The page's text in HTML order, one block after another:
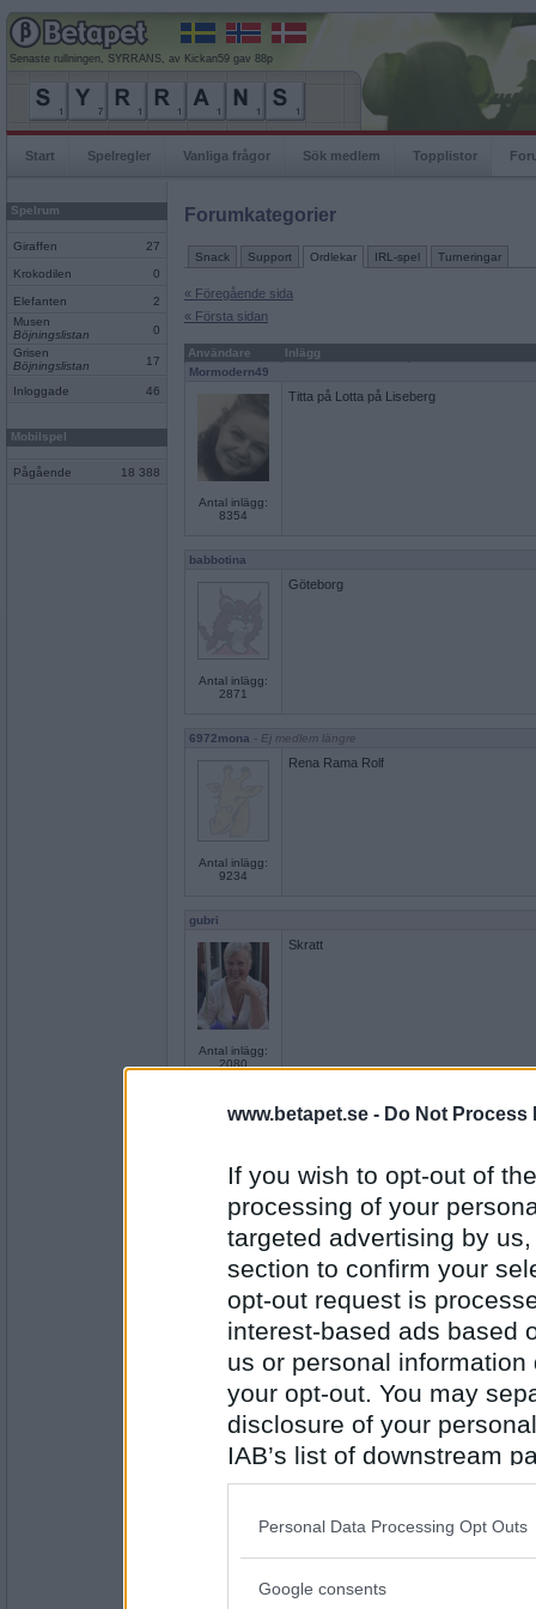
www.betapet.se - Do Not Process
If you wish to opt-out of
processing of your
targeted advertising by
section to confirm your
opt-out request is
interest-based ads based
us or personal
your opt-out. You may
disclosure of your
IAB’s list of downstream
also be disclosed by us
Downstream Participants
Please note that this
Personal Data Processing Opt Outs
Google consents
Senaste rullningen, SYRRANS, av Kickan59 gav 88p
Start Spelregler Vanliga frågor Sök medlem Topplistor
Spelrum
Giraffen 27
Krokodilen 0
Elefanten
2
Musen
Böjningslistan
0
Grisen
Böjningslistan
17
Inloggade 46
Mobilspel
Pågående 18 388
Forumkategorier
Snack Support Ordlekar IRL-spel Turneringar
« Föregående sida
« Första sidan
Användare
Inlägg
Mormodern49
Antal inlägg:
8354
Titta på Lotta på Liseberg
babbotina
Antal inlägg:
2871
Göteborg
6972mona - Ej medlem längre
Antal inlägg:
9234
Rena Rama Rolf
gubri
Antal inlägg:
2080
Skratt
babbotina
Antal inlägg:
2871
Antal inlägg:
15408
Artister
6972mona- Ej medlem längre
Antal inlägg:
Darin